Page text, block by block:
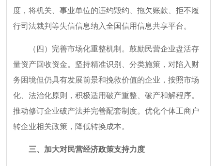
度，将机关、事业单位的违约毁约、拖欠账款、拒不履
行司法裁判等失信信息纳入全国信用信息共享平台。
（四）完善市场化重整机制。鼓励民营企业盘活存
量资产回收资金。坚持精准识别、分类施策，对陷入财
务困境但仍具有发展前景和挽救价值的企业，按照市场
化、法治化原则，积极适用破产重整、破产和解程序。
推动修订企业破产法并完善配套制度。优化个体工商户
转企业相关政策，降低转换成本。
三、加大对民营经济政策支持力度